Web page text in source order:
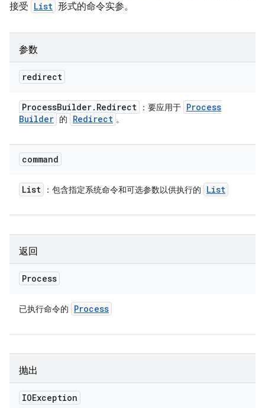
接受 List 形式的命令实参。
参数
redirect
ProcessBuilder. Redirect ：要应用于 Process
Builder 的 Redirect 。
command
List ：包含指定系统命令和可选参数以供执行的 List
返回
Process
已执行命令的 Process
抛出
IOException